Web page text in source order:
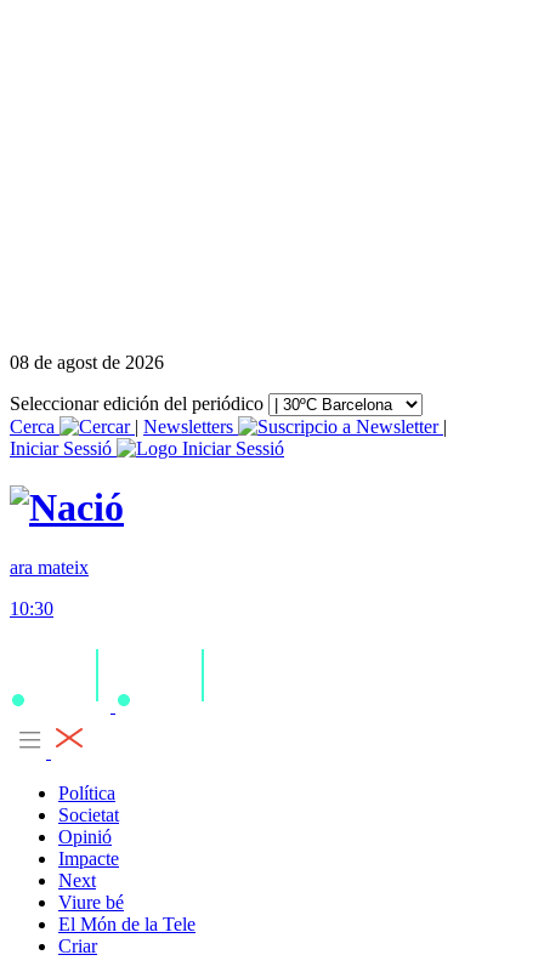
08 de agost de 2026
Seleccionar edición del periódico
Cerca
| Newsletters
|
Iniciar Sessió
ara mateix
10:30
Política
Societat
Opinió
Impacte
Next
Viure bé
El Món de la Tele
Criar